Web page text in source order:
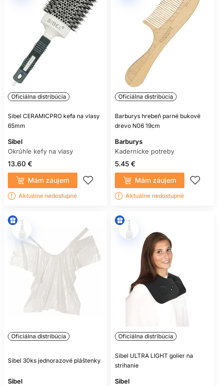
Oficiálna distribúcia
Sibel CERAMICPRO kefa na vlasy
65mm
Sibel
Okrúhle kefy na vlasy
13.60 €
Mám záujem
Aktuálne nedostupné
Oficiálna distribúcia
Barburys hrebeň parné bukové
drevo N06 19cm
Barburys
Kadernícke potreby
5.45 €
Mám záujem
Aktuálne nedostupné
Oficiálna distribúcia
Sibel 30ks jednorazové pláštenky
Sibel
Oficiálna distribúcia
Sibel ULTRA LIGHT golier na
strihanie
Sibel